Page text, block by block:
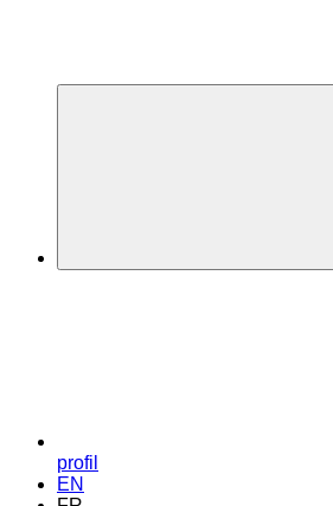
profil
EN